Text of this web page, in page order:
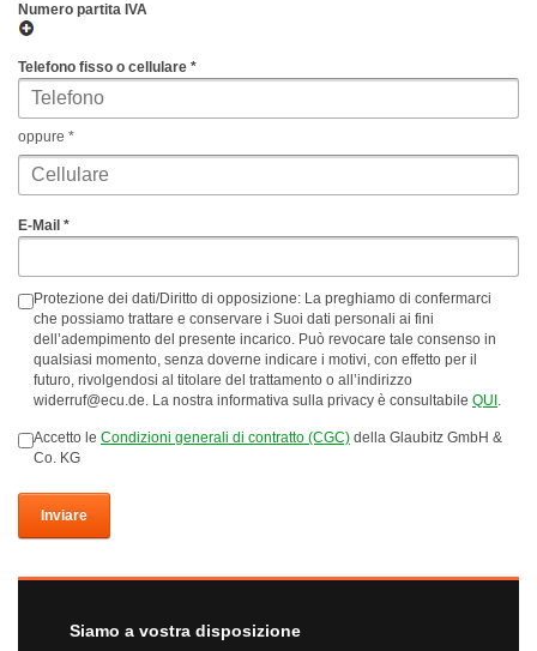
Numero partita IVA
Telefono fisso o cellulare *
oppure *
E-Mail *
Protezione dei dati/Diritto di opposizione: La preghiamo di confermarci
che possiamo trattare e conservare i Suoi dati personali ai fini
dell’adempimento del presente incarico. Può revocare tale consenso in
qualsiasi momento, senza doverne indicare i motivi, con effetto per il
futuro, rivolgendosi al titolare del trattamento o all’indirizzo
widerruf@ecu.de. La nostra informativa sulla privacy è consultabile QUI .
Accetto le Condizioni generali di contratto (CGC) della Glaubitz GmbH &
Co. KG
Inviare
Siamo a vostra disposizione